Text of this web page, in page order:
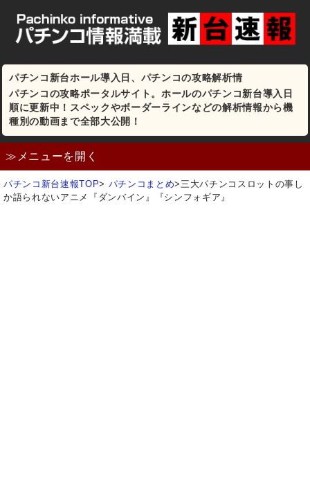
パチンコ新台ホール導入日、パチンコの攻略解析情
パチンコの攻略ポータルサイト。ホールのパチンコ新台導入日
順に更新中！スペックやボーダーラインなどの解析情報から機
種別の動画まで全部大公開！
≫メニューを開く
パチンコ新台速報TOP> パチンコまとめ> 三大パチンコスロットの事し
か語られないアニメ『ダンバイン』『シンフォギア』